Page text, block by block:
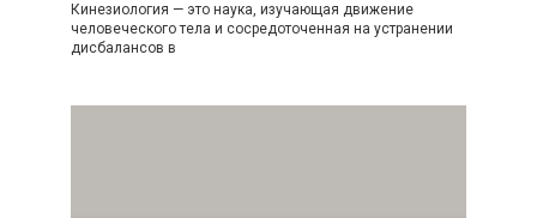
Кинезиология — это наука, изучающая движение
человеческого тела и сосредоточенная на устранении
дисбалансов в